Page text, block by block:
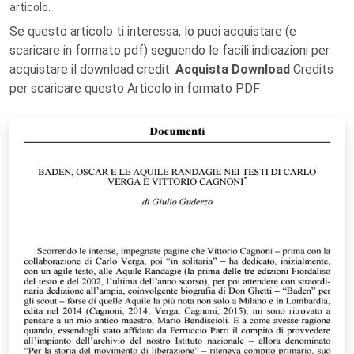
articolo.
Se questo articolo ti interessa, lo puoi acquistare (e
scaricare in formato pdf) seguendo le facili indicazioni per
acquistare il download credit. Acquista Download Credits
per scaricare questo Articolo in formato PDF